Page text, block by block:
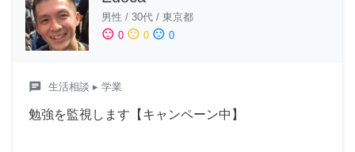
男性 / 30代 / 東京都
sentiment_satisfied 0 sentiment_neutral 0 sentiment_dissatisfied 0
chat 生活相談 ▸ 学業
勉強を監視します【キャンペーン中】